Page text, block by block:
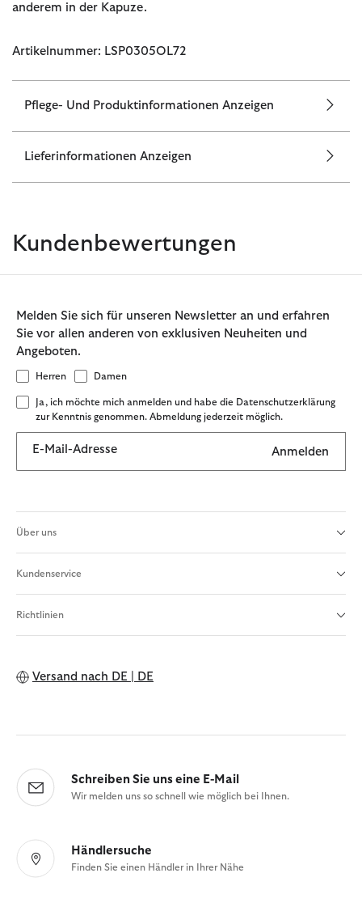
anderem in der Kapuze.
Artikelnummer: LSP0305OL72
Pflege- Und Produktinformationen Anzeigen
Lieferinformationen Anzeigen
Kundenbewertungen
Melden Sie sich für unseren Newsletter an und erfahren
Sie vor allen anderen von exklusiven Neuheiten und
Angeboten.
Herren Damen
Ja, ich möchte mich anmelden und habe die Datenschutzerklärung
zur Kenntnis genommen. Abmeldung jederzeit möglich.
E-Mail-Adresse Anmelden
Über uns
Kundenservice
Richtlinien
Versand nach DE | DE
Schreiben Sie uns eine E-Mail
Wir melden uns so schnell wie möglich bei Ihnen.
Händlersuche
Finden Sie einen Händler in Ihrer Nähe